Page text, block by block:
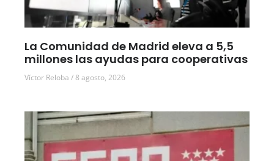
La Comunidad de Madrid eleva a 5,5
millones las ayudas para cooperativas
Víctor Reloba 8 agosto, 2026